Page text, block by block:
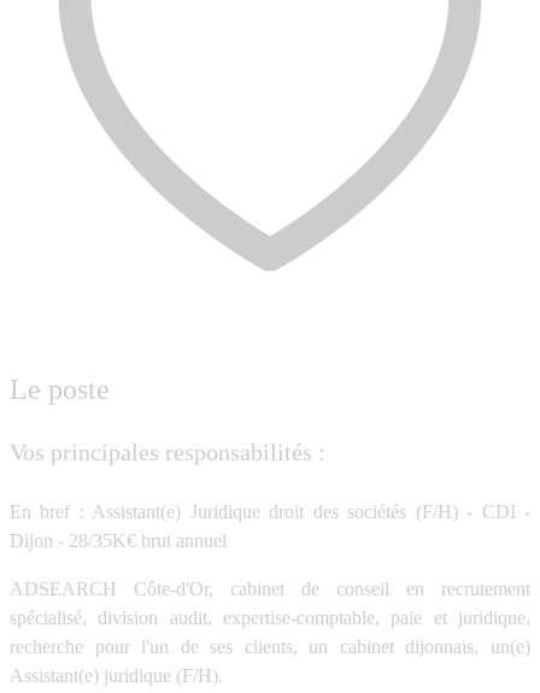
Le poste
Vos principales responsabilités :
En bref : Assistant(e) Juridique droit des sociétés (F/H) - CDI -
Dijon - 28/35K€ brut annuel
ADSEARCH Côte-d'Or, cabinet de conseil en recrutement
spécialisé, division audit, expertise-comptable, paie et juridique,
recherche pour l'un de ses clients, un cabinet dijonnais, un(e)
Assistant(e) juridique (F/H).